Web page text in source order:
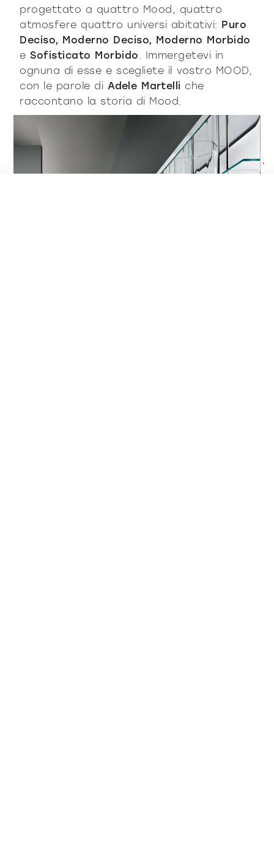
progettato a quattro Mood, quattro
atmosfere quattro universi abitativi: Puro
Deciso, Moderno Deciso, Moderno Morbido
eSofisticato Morbido. Immergetevi in
ognuna di esse e scegliete il vostro MOOD,
con le parole di Adele Martelli che
raccontano la storia di Mood.